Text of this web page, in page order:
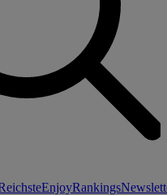
EnjoyRankings